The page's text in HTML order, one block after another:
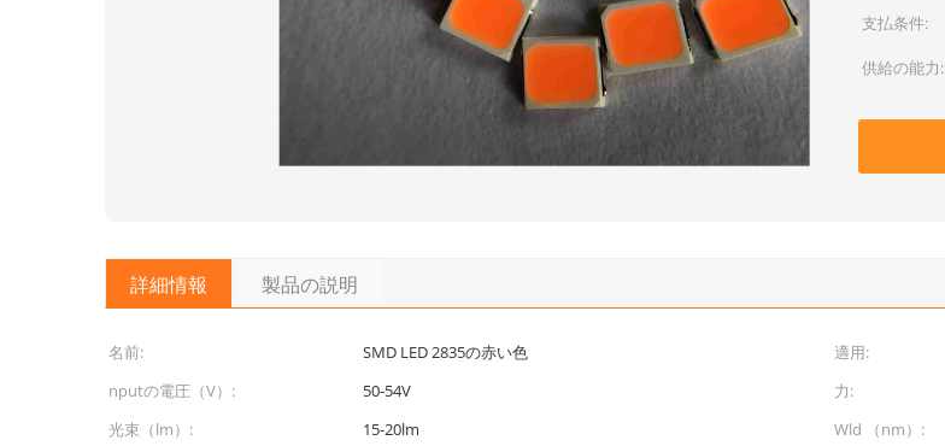
支払条件:
供給の能力:
詳細情報 製品の説明
名前: SMD LED 2835の赤い色 適用:
nputの電圧（V）:
50-54V 力:
光束（lm）:
15-20lm Wld （nm）: